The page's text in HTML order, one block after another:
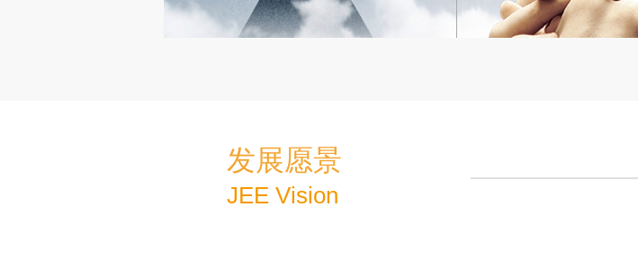
发展愿景
JEE Vision